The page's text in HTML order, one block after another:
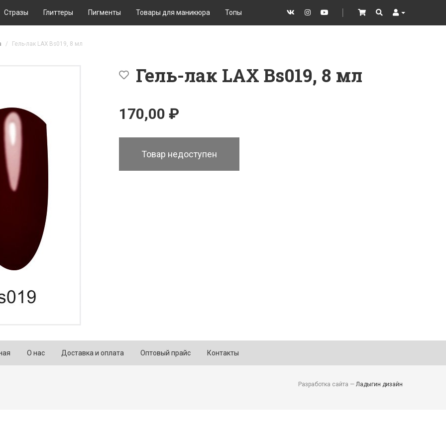
Instagram Cart SearchUser
Стразы Глиттеры Пигменты Товары для маникюра Топы
Гель-лак LAX Bs019, 8 мл
Гель-лак LAX Bs019, 8 мл
170,00 ₽
Товар недоступен
О нас Доставка и оплата Оптовый прайс Контакты
Разработка сайта — Ладыгин дизайн